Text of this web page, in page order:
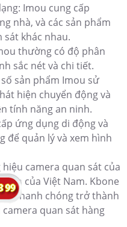
Imou cung cấp
nhà, và các sản phẩm
sát khác nhau.
thường có độ phân
sắc nét và chi tiết.
sản phẩm Imou sử
hiện chuyển động và
tính năng an ninh.
ứng dụng di động và
để quản lý và xem hình
camera quan sát của
lớn của Việt Nam. Kbone
nhanh chóng trở thành
quan sát hàng